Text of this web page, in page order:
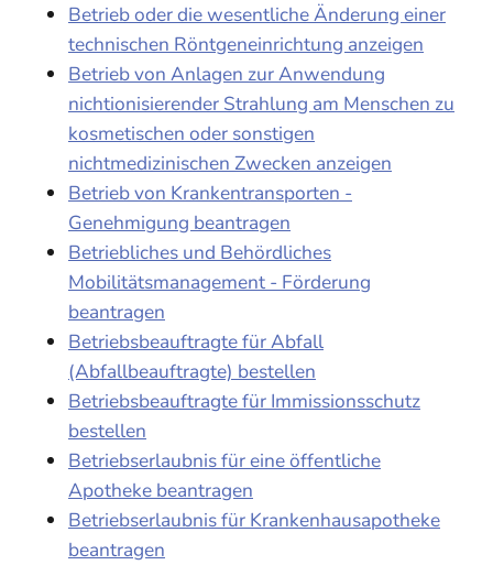
Betrieb oder die wesentliche Änderung einer
technischen Röntgeneinrichtung anzeigen
Betrieb von Anlagen zur Anwendung
nichtionisierender Strahlung am Menschen zu
kosmetischen oder sonstigen
nichtmedizinischen Zwecken anzeigen
Betrieb von Krankentransporten -
Genehmigung beantragen
Betriebliches und Behördliches
Mobilitätsmanagement - Förderung
beantragen
Betriebsbeauftragte für Abfall
(Abfallbeauftragte) bestellen
Betriebsbeauftragte für Immissionsschutz
bestellen
Betriebserlaubnis für eine öffentliche
Apotheke beantragen
Betriebserlaubnis für Krankenhausapotheke
beantragen